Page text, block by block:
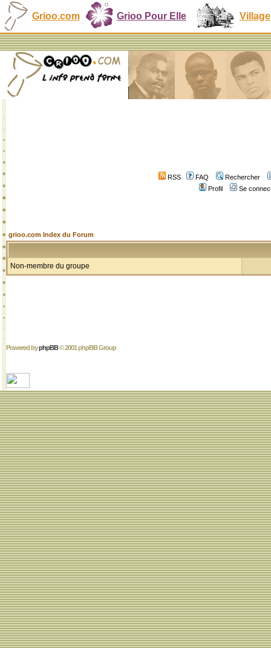
Grioo.com Grioo Pour Elle Village
RSS FAQ
Rechercher
Profil
Se
grioo.com Index du Forum
Non-membre du groupe
Powered byphpBB© 2001 phpBB Group